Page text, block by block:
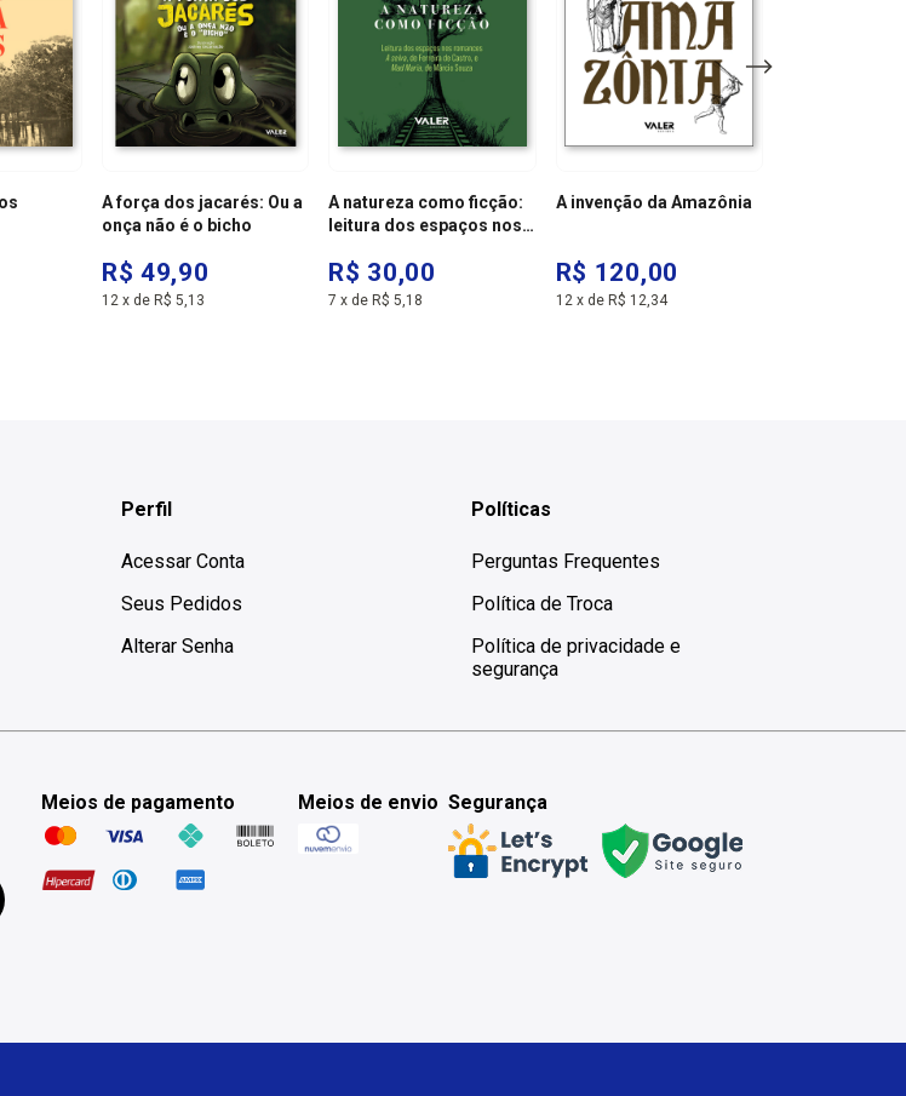
A força dos jacarés: Ou a
onça não é o bicho
R$ 49,90
12 x de R$ 5,13
A natureza como ficção:
leitura dos espaços nos
ferreira de castro, e mad
maria, de márcio souza -
R$ 30,00
7 x de R$ 5,18
A invenção da Amazônia
R$ 120,00
12 x de R$ 12,34
Perfil
Acessar Conta
Seus Pedidos
Alterar Senha
Políticas
Perguntas Frequentes
Política de Troca
Política de privacidade e
segurança
Meios de pagamento Meios de envio Segurança